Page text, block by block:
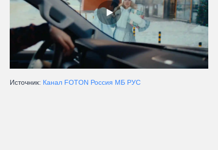
Источник: Канал FOTON Россия МБ РУС